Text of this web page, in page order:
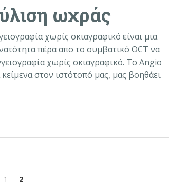
ωχράς
χωρίς σκιαγραφικό είναι μια
πέρα απο το συμβατικό OCT να
χωρίς σκιαγραφικό. Το Angio
στον ιστότοπό μας, μας βοηθάει
1 2